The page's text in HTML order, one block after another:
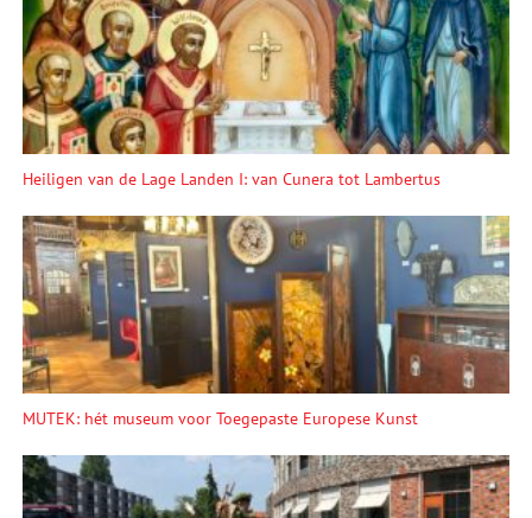
Heiligen van de Lage Landen I: van Cunera tot Lambertus
MUTEK: hét museum voor Toegepaste Europese Kunst